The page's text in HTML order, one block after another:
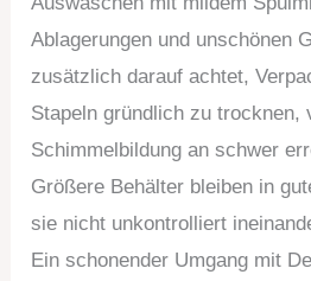
Ablagerungen und unschönen
zusätzlich darauf achtet,
Stapeln gründlich zu trocknen,
Schimmelbildung an schwer
Größere Behälter bleiben in
sie nicht unkontrolliert
Ein schonender Umgang mit